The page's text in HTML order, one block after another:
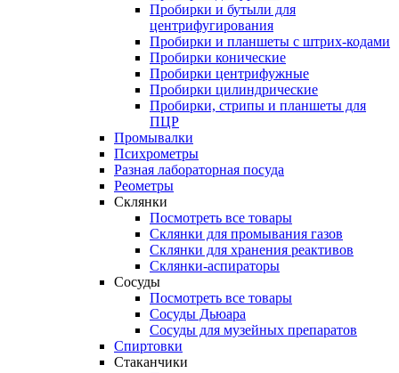
Пробирки и бутыли для
центрифугирования
Пробирки и планшеты с штрих-кодами
Пробирки конические
Пробирки центрифужные
Пробирки цилиндрические
Пробирки, стрипы и планшеты для
ПЦР
Промывалки
Психрометры
Разная лабораторная посуда
Реометры
Склянки
Посмотреть все товары
Склянки для промывания газов
Склянки для хранения реактивов
Склянки-аспираторы
Сосуды
Посмотреть все товары
Сосуды Дьюара
Сосуды для музейных препаратов
Спиртовки
Стаканчики